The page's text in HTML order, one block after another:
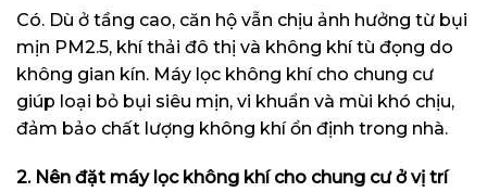
Có. Dù ở tầng cao, căn hộ vẫn chịu ảnh hưởng từ bụi
mịn PM2.5, khí thải đô thị và không khí tù đọng do
không gian kín. Máy lọc không khí cho chung cư
giúp loại bỏ bụi siêu mịn, vi khuẩn và mùi khó chịu,
đảm bảo chất lượng không khí ổn định trong nhà.
2. Nên đặt máy lọc không khí cho chung cư ở vị trí